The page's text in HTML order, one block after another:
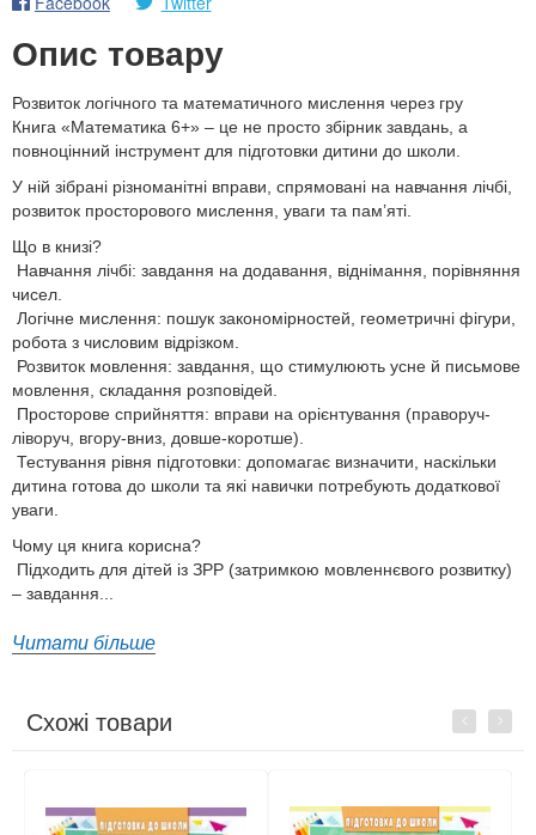
Опис товару
Розвиток логічного та математичного мислення через гру
Книга «Математика 6+» – це не просто збірник завдань, а
повноцінний інструмент для підготовки дитини до школи.
У ній зібрані різноманітні вправи, спрямовані на навчання лічбі,
розвиток просторового мислення, уваги та пам’яті.
Що в книзі?
Навчання лічбі: завдання на додавання, віднімання, порівняння
чисел.
Логічне мислення: пошук закономірностей, геометричні фігури,
робота з числовим відрізком.
Розвиток мовлення: завдання, що стимулюють усне й письмове
мовлення, складання розповідей.
Просторове сприйняття: вправи на орієнтування (праворуч-
ліворуч, вгору-вниз, довше-коротше).
Тестування рівня підготовки: допомагає визначити, наскільки
дитина готова до школи та які навички потребують додаткової
уваги.
Чому ця книга корисна?
Підходить для дітей із ЗРР (затримкою мовленнєвого розвитку)
– завдання...
Читати більше
Схожі товари Previous
Next